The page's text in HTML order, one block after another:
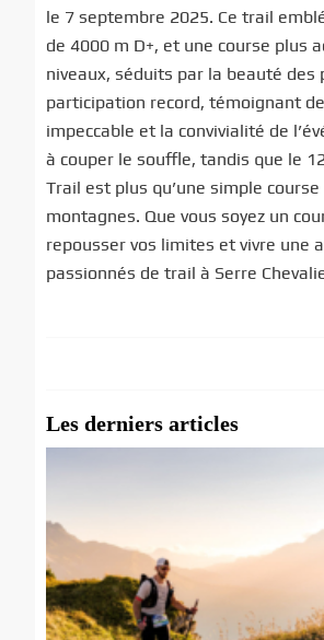
le 7 septembre 2025. Ce trail
de 4000 m D+, et une course plus
niveaux, séduits par la beauté
participation record, témoignant
impeccable et la convivialité de
à couper le souffle, tandis que le
Trail est plus qu’une simple
montagnes. Que vous soyez un
repousser vos limites et vivre une
passionnés de trail à Serre
Les derniers articles